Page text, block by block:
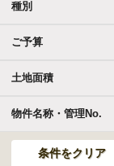
種別
ご予算
土地面積
物件名称・管理No.
リゾ
リゾ